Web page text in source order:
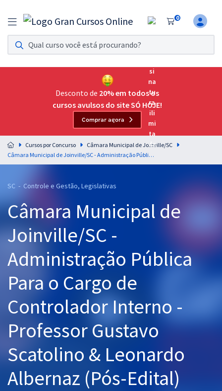
0
Assinatura Ilimitada 11
Acesso a todos os cursos. Teste grátis por 7 dias!
Assinatura OAB Até Passar
Acesso ilimitado a toda preparação para o Exame da
Residências Multiprofissionais
Preparação completa e intensiva para as principais
residências em saúde do Brasil
Cursos 20% OFF
Pós
Graduação
OAB
Questões grátis
Aprovados
Desconto de 20% em todos os
cursos avulsos do site SÓ HOJE!
Comprar agora
Cursos por Concurso
Câmara Municipal de Joinville/SC
Câmara Municipal de Joinville/SC - Administração Pública Para o Cargo de Controlador Interno - Professor Gustavo Scatolino & Leonardo Albernaz (Pós-Edital)
SC - Controle e Gestão, Legislativas
Câmara Municipal de
Joinville/SC -
Administração Pública
Para o Cargo de
Controlador Interno -
Professor Gustavo
Scatolino & Leonardo
Albernaz (Pós-Edital)